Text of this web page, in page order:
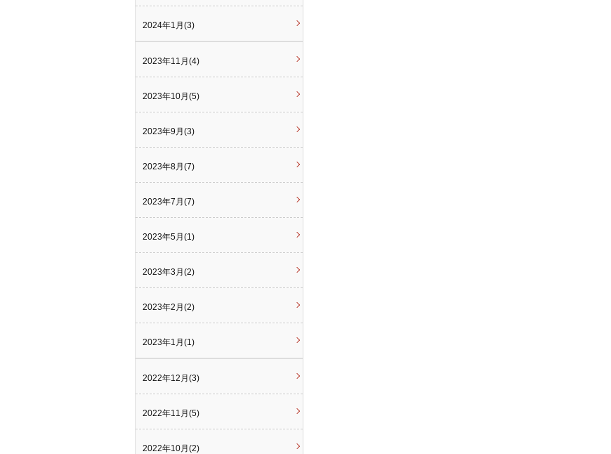
2024年1月(3)
2023年11月(4)
2023年10月(5)
2023年9月(3)
2023年8月(7)
2023年7月(7)
2023年5月(1)
2023年3月(2)
2023年2月(2)
2023年1月(1)
2022年12月(3)
2022年11月(5)
2022年10月(2)